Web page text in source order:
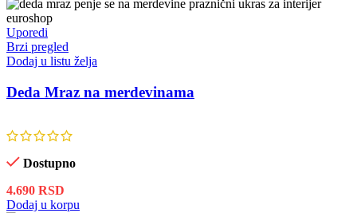
Uporedi
Brzi pregled
Dodaj u listu želja
Deda Mraz na merdevinama
Dostupno
4.690 RSD
Dodaj u korpu